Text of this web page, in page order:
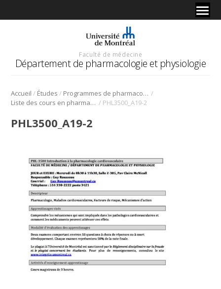
Faculté de médecine
Département de pharmacologie et physiologie
Accueil / Études / Programmes de pharmacologie /
Liste des cours en pharmacologie / PHL3500_A19-2
PHL3500_A19-2